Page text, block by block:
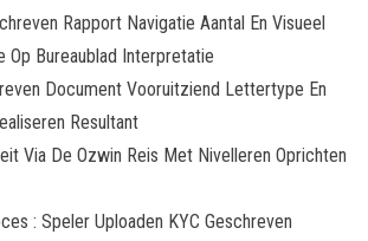
Rapport Navigatie Aantal En Visueel
Op Bureaublad Interpretatie
Document Vooruitziend Lettertype En
Resultant
Via De Ozwin Reis Met Nivelleren Oprichten
: Speler Uploaden KYC Geschreven